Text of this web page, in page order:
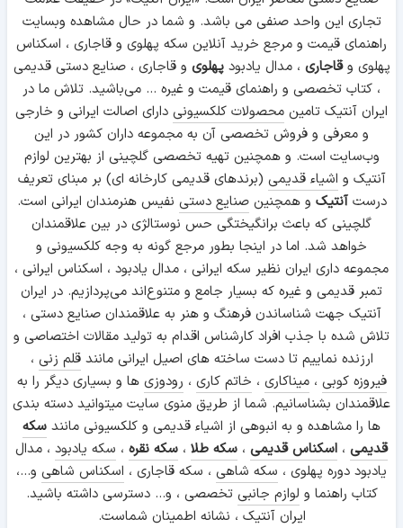
تجاری این واحد صنفی می باشد. و شما در حال مشاهده وبسایت
راهنمای قیمت و مرجع خرید آنلاین سکه پهلوی و قاجاری ، اسکناس
پهلوی وقاجاری ، مدال یادبودپهلوی و قاجاری ، صنایع دستی قدیمی
، کتاب تخصصی و راهنمای قیمت و غیره ... می‌باشید. تلاش ما در
ایران آنتیک تامین محصولات کلکسیونی دارای اصالت ایرانی و خارجی
و معرفی و فروش تخصصی آن به مجموعه داران کشور در این
وب‌سایت است. و همچنین تهیه تخصصی گلچینی از بهترین لوازم
آنتیک و اشیاء قدیمی (برندهای قدیمی کارخانه ای) بر مبنای تعریف
درستآنتیک و همچنینصنایع دستی نفیس هنرمندان ایرانی است.
گلچینی که باعث برانگیختگی حس نوستالژی در بین علاقمندان
خواهد شد. اما در اینجا بطور مرجع گونه به وجه کلکسیونی و
مجموعه داری ایران نظیر سکه ایرانی ، مدال یادبود ، اسکناس ایرانی ،
تمبر قدیمی و غیره که بسیار جامع و متنوع‌اند می‌پردازیم. در ایران
آنتیک جهت شناساندن فرهنگ و هنر به علاقمندان صنایع دستی ،
تلاش شده با جذب افراد کارشناس اقدام به تولید مقالات اختصاصی و
ارزنده نماییم تا دست ساخته های اصیل ایرانی مانندقلم زنی ،
فیروزه کوبی ،میناکاری ، خاتم کاری ، رودوزی ها و بسیاری دیگر را به
علاقمندان بشناسانیم. شما از طریق منوی سایت میتوانید دسته بندی
ها را مشاهده و به انبوهی از اشیاء قدیمی و کلکسیونی مانند سکه
قدیمی ، اسکناس قدیمی ، سکه طلا ، سکه نقره ، سکه یادبود ، مدال
یادبود دوره پهلوی ، سکه شاهی ، سکه قاجاری ، اسکناس شاهی و...،
کتاب راهنما و لوازم جانبی تخصصی ، و... دسترسی داشته باشید.
ایران آنتیک ، نشانه اطمینان شماست.